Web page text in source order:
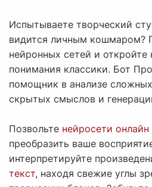
Испытываете творческий
видится личным кошмаром?
нейронных сетей и откройте
понимания классики. Бот
помощник в анализе
скрытых смыслов и
Позвольте нейросети онлайн
преобразить ваше
интерпретируйте
текст, находя свежие углы